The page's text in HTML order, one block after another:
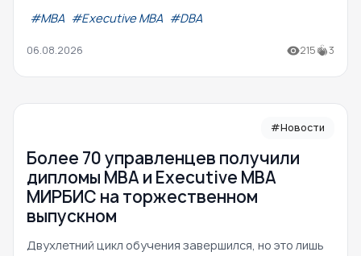
#МВА #Executive MBA #DBA
06.08.2026 215 3
#Новости
Более 70 управленцев получили
дипломы MBA и Executive MBA
МИРБИС на торжественном
выпускном
Двухлетний цикл обучения завершился, но это лишь